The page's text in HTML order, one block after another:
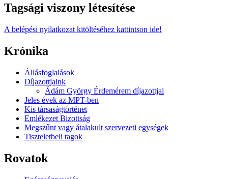
Tagsági viszony létesítése
A belépési nyilatkozat kitöltéséhez kattintson ide!
Krónika
Állásfoglalások
Díjazottjaink
Ádám György Érdemérem díjazottjai
Jeles évek az MPT-ben
Kis társaságtörténet
Emlékezet Bizottság
Megszűnt vagy átalakult szervezeti egységek
Tiszteletbeli tagok
Rovatok